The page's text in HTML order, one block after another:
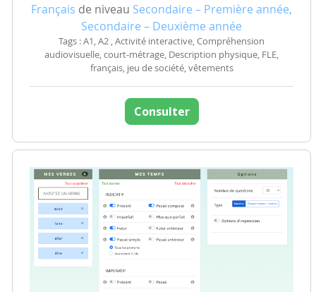
Français de niveau Secondaire – Première année,
Secondaire – Deuxième année
Tags : A1, A2 , Activité interactive, Compréhension
audiovisuelle, court-métrage, Description physique, FLE,
français, jeu de société, vêtements
Consulter